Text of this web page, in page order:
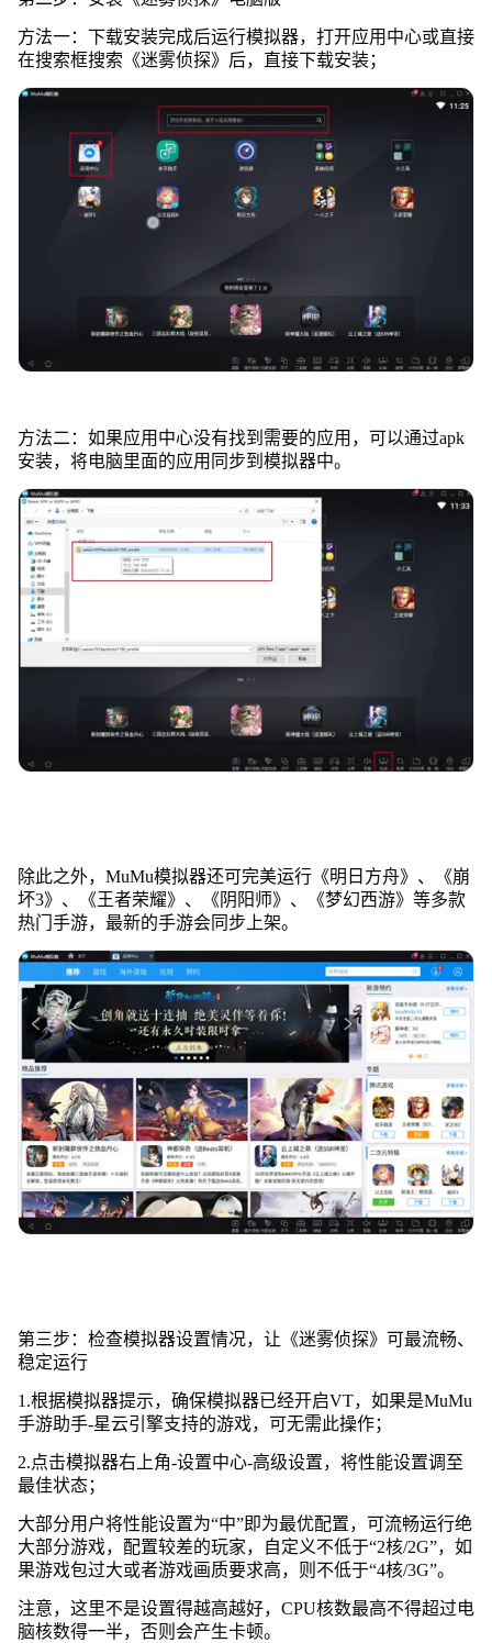
方法一：下载安装完成后运行模拟器，打开应用中心或直接
在搜索框搜索《迷雾侦探》后，直接下载安装；
方法二：如果应用中心没有找到需要的应用，可以通过apk
安装，将电脑里面的应用同步到模拟器中。
除此之外，MuMu模拟器还可完美运行《明日方舟》、《崩
坏3》、《王者荣耀》、《阴阳师》、《梦幻西游》等多款
热门手游，最新的手游会同步上架。
第三步：检查模拟器设置情况，让《迷雾侦探》可最流畅、
稳定运行
1.根据模拟器提示，确保模拟器已经开启VT，如果是MuMu
手游助手-星云引擎支持的游戏，可无需此操作；
2.点击模拟器右上角-设置中心-高级设置，将性能设置调至
最佳状态；
大部分用户将性能设置为“中”即为最优配置，可流畅运行绝
大部分游戏，配置较差的玩家，自定义不低于“2核/2G”，如
果游戏包过大或者游戏画质要求高，则不低于“4核/3G”。
注意，这里不是设置得越高越好，CPU核数最高不得超过电
脑核数得一半，否则会产生卡顿。